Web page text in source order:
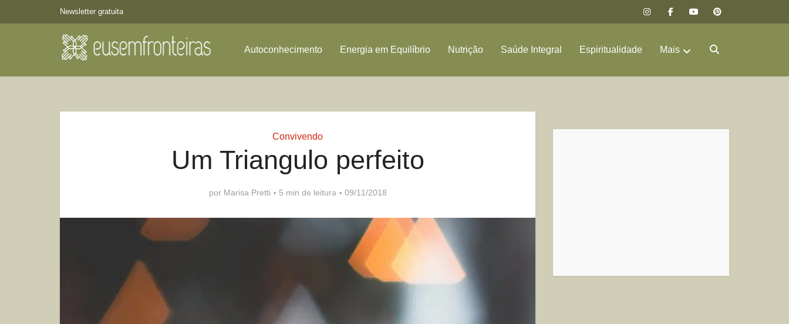
Newsletter gratuita
Autoconhecimento Energia em Equilíbrio Nutrição Saúde Integral Espiritualidade Mais
Convivendo
Um Triangulo perfeito
por Marisa Pretti 5 min de leitura 09/11/2018